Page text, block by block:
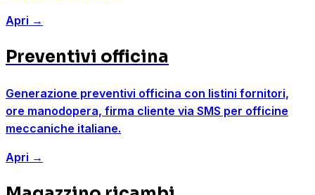
Apri →
Preventivi officina
Generazione preventivi officina con listini fornitori,
ore manodopera, firma cliente via SMS per officine
meccaniche italiane.
Apri →